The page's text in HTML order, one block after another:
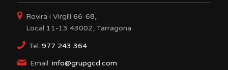
Rovira i Virgili 66-68,
Local 11-13 43002, Tarragona.
Tel.:977 243 364
Email: info@grupgcd.com